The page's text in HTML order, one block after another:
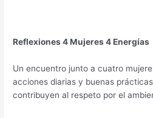
Reflexiones 4 Mujeres 4 Energías
Un encuentro junto a cuatro
acciones diarias y buenas
contribuyen al respeto por el